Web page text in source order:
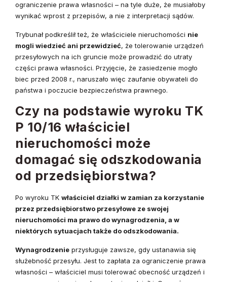
ograniczenie prawa własności – na tyle duże, że musiałoby
wynikać wprost z przepisów, a nie z interpretacji sądów.
Trybunał podkreślił też, że właściciele nieruchomości nie
mogli wiedzieć ani przewidzieć, że tolerowanie urządzeń
przesyłowych na ich gruncie może prowadzić do utraty
części prawa własności. Przyjęcie, że zasiedzenie mogło
biec przed 2008 r., naruszało więc zaufanie obywateli do
państwa i poczucie bezpieczeństwa prawnego.
Czy na podstawie wyroku TK
P 10/16 właściciel
nieruchomości może
domagać się odszkodowania
od przedsiębiorstwa?
Po wyroku TK właściciel działki w zamian za korzystanie
przez przedsiębiorstwo przesyłowe ze swojej
nieruchomości ma prawo do wynagrodzenia, a w
niektórych sytuacjach także do odszkodowania.
Wynagrodzenie przysługuje zawsze, gdy ustanawia się
służebność przesyłu. Jest to zapłata za ograniczenie prawa
własności – właściciel musi tolerować obecność urządzeń i